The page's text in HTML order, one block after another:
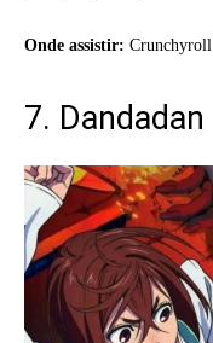
Onde assistir: Crunchyroll
7. Dandadan